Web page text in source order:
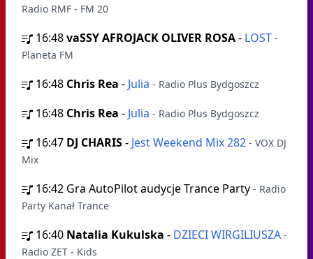
Radio RMF - FM 20
16:48vaSSY AFROJACK OLIVER ROSA- LOST -
Planeta FM
16:48 Chris Rea - Julia - Radio Plus Bydgoszcz
16:48 Chris Rea - Julia - Radio Plus Bydgoszcz
16:47 DJ CHARIS- Jest Weekend Mix 282 - VOX DJ
Mix
16:42 Gra AutoPilot audycje Trance Party - Radio
Party Kanał Trance
16:40 Natalia Kukulska - DZIECI WIRGILIUSZA -
Radio ZET - Kids